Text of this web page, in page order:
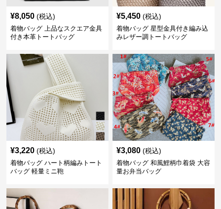
¥8,050 (税込)
着物バッグ 上品なスクエア金具
付き本革トートバッグ
¥5,450 (税込)
着物バッグ 星型金具付き編み込
みレザー調トートバッグ
¥3,220 (税込)
着物バッグ ハート柄編みトート
バッグ 軽量ミニ鞄
¥3,080 (税込)
着物バッグ 和風鯉柄巾着袋 大容
量お弁当バッグ